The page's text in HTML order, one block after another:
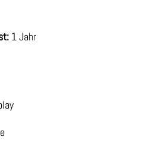
1 Jahr